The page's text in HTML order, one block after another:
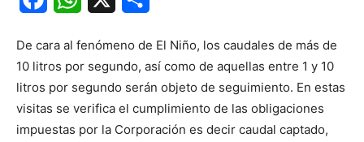
De cara al fenómeno de El Niño, los caudales de más de
10 litros por segundo, así como de aquellas entre 1 y 10
litros por segundo serán objeto de seguimiento. En estas
visitas se verifica el cumplimiento de las obligaciones
impuestas por la Corporación es decir caudal captado,